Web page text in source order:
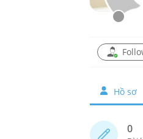
Hồ sơ
0